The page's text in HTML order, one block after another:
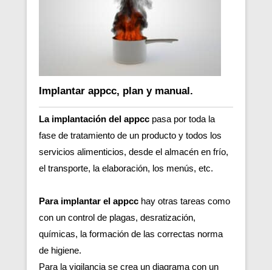
Implantar appcc, plan y manual.
La implantación del appcc pasa por toda la
fase de tratamiento de un producto y todos los
servicios alimenticios, desde el almacén en frío,
el transporte, la elaboración, los menús, etc.
Para implantar el appcc hay otras tareas como
con un control de plagas, desratización,
químicas, la formación de las correctas norma
de higiene.
Para la vigilancia se crea un diagrama con un